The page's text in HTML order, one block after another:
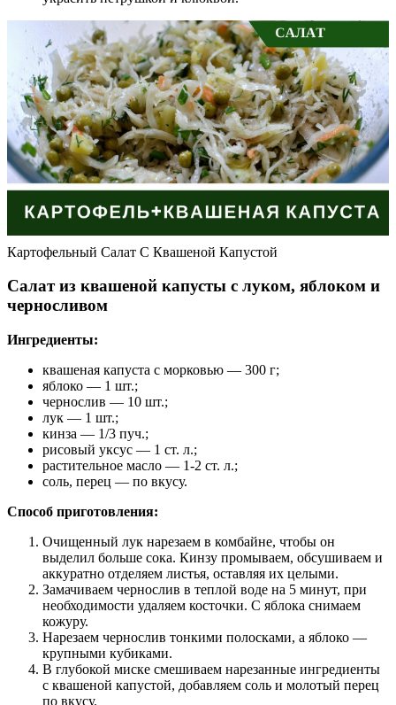
Картофельный Салат С Квашеной Капустой
Салат из квашеной капусты с луком, яблоком и
черносливом
Ингредиенты:
квашеная капуста с морковью — 300 г;
яблоко — 1 шт.;
чернослив — 10 шт.;
лук — 1 шт.;
кинза — 1/3 пуч.;
рисовый уксус — 1 ст. л.;
растительное масло — 1-2 ст. л.;
соль, перец — по вкусу.
Способ приготовления:
Очищенный лук нарезаем в комбайне, чтобы он
выделил больше сока. Кинзу промываем, обсушиваем и
аккуратно отделяем листья, оставляя их целыми.
Замачиваем чернослив в теплой воде на 5 минут, при
необходимости удаляем косточки. С яблока снимаем
кожуру.
Нарезаем чернослив тонкими полосками, а яблоко —
крупными кубиками.
В глубокой миске смешиваем нарезанные ингредиенты
с квашеной капустой, добавляем соль и молотый перец
по вкусу.